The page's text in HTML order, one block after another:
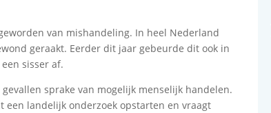
van mishandeling. In heel Nederland
geraakt. Eerder dit jaar gebeurde dit ook in
sisser af.
sprake van mogelijk menselijk handelen.
een landelijk onderzoek opstarten en vraagt